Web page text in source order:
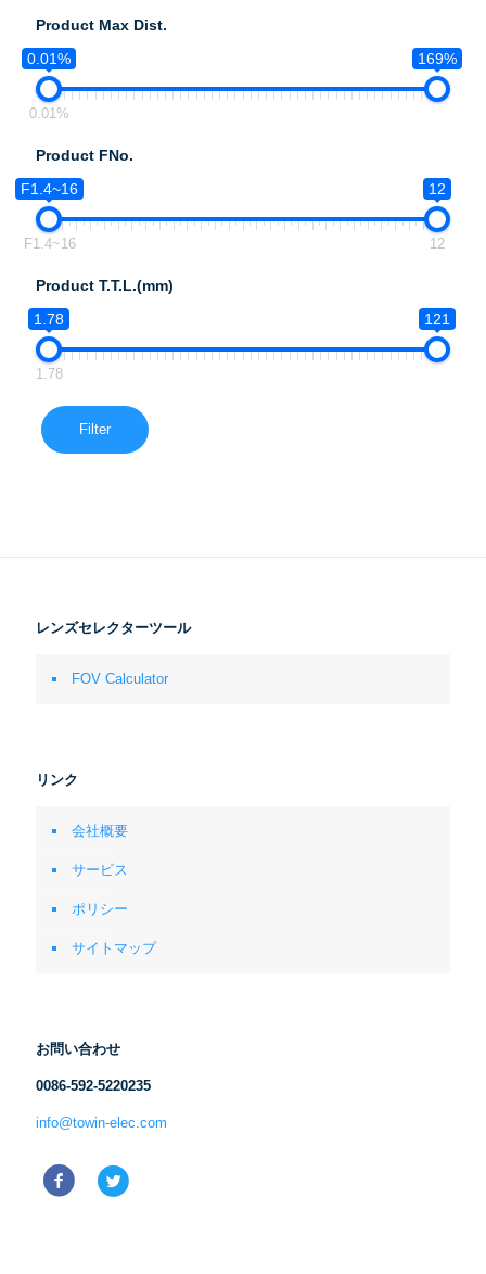
Product Max Dist.
0.01%
169%
0.01%
Product FNo.
F1.4~16
12
F1.4~16 12
Product T.T.L.(mm)
1.78
121
1.78
Filter
レンズセレクターツール
FOV Calculator
リンク
会社概要
サービス
ポリシー
サイトマップ
お問い合わせ
0086-592-5220235
info@towin-elec.com